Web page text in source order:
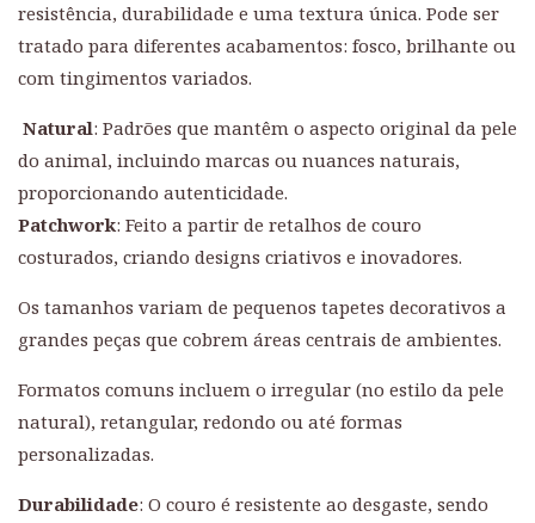
resistência, durabilidade e uma textura única. Pode ser
tratado para diferentes acabamentos: fosco, brilhante ou
com tingimentos variados.
Natural: Padrões que mantêm o aspecto original da pele
do animal, incluindo marcas ou nuances naturais,
proporcionando autenticidade.
Patchwork: Feito a partir de retalhos de couro
costurados, criando designs criativos e inovadores.
Os tamanhos variam de pequenos tapetes decorativos a
grandes peças que cobrem áreas centrais de ambientes.
Formatos comuns incluem o irregular (no estilo da pele
natural), retangular, redondo ou até formas
personalizadas.
Durabilidade: O couro é resistente ao desgaste, sendo